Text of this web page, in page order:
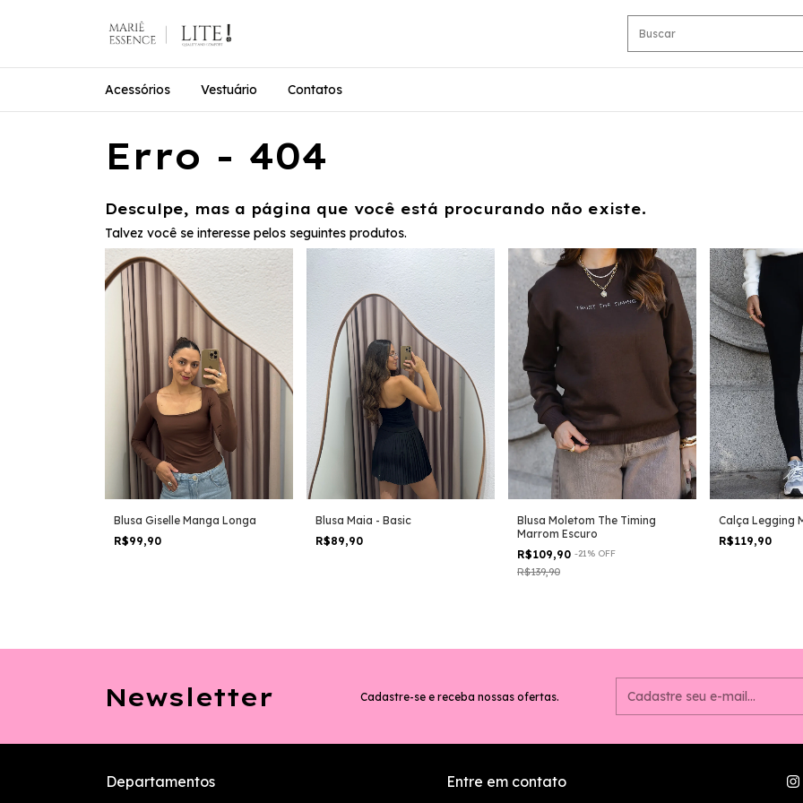
Acessórios Vestuário Contatos
Erro - 404
Desculpe, mas a página que você está procurando não existe.
Talvez você se interesse pelos seguintes produtos.
Blusa Giselle Manga Longa
R$99,90
Blusa Maia - Basic
R$89,90
Blusa Moletom The Timing
Marrom Escuro
R$109,90 -21% OFF
R$139,90
Calça Legging
R$119,90
Newsletter Cadastre-se e receba nossas ofertas.
Departamentos Entre em contato